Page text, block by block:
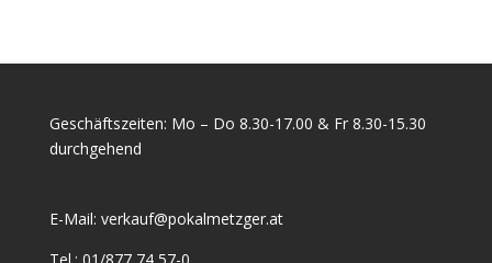
Geschäftszeiten: Mo – Do 8.30-17.00 & Fr 8.30-15.30
durchgehend
E-Mail: verkauf@pokalmetzger.at